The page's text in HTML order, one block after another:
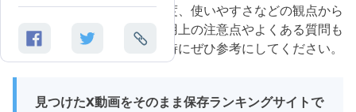
否やランキング機能の充実度、使いやすさなどの観点から
比較しました。加えて、利用上の注意点やよくある質問も
紹介します。サイト選びの時にぜひ参考にしてください。
見つけたX動画をそのまま保存ランキングサイトで